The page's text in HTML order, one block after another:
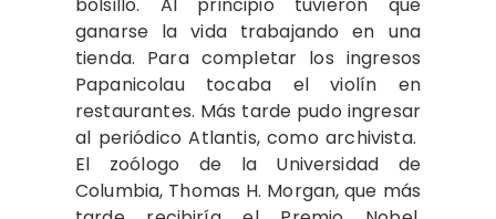
bolsillo. Al principio tuvieron que
ganarse la vida trabajando en una
tienda. Para completar los ingresos
Papanicolau tocaba el violín en
restaurantes. Más tarde pudo ingresar
al periódico Atlantis, como archivista.
El zoólogo de la Universidad de
Columbia, Thomas H. Morgan, que más